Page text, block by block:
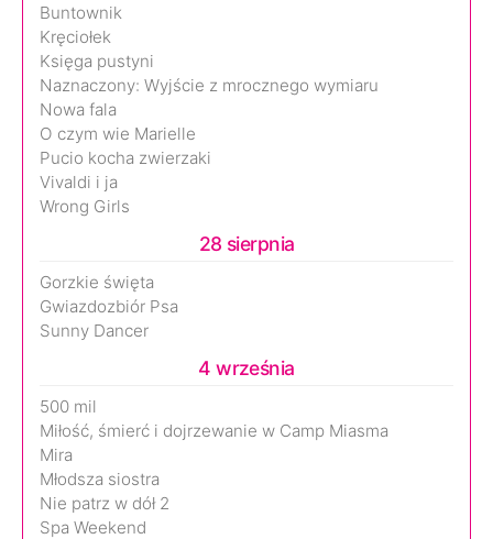
Buntownik
Kręciołek
Księga pustyni
Naznaczony: Wyjście z mrocznego wymiaru
Nowa fala
O czym wie Marielle
Pucio kocha zwierzaki
Vivaldi i ja
Wrong Girls
28 sierpnia
Gorzkie święta
Gwiazdozbiór Psa
Sunny Dancer
4 września
500 mil
Miłość, śmierć i dojrzewanie w Camp Miasma
Mira
Młodsza siostra
Nie patrz w dół 2
Spa Weekend